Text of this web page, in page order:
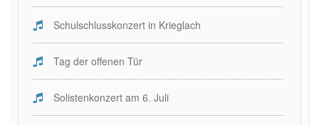
Schulschlusskonzert in Krieglach
Tag der offenen Tür
Solistenkonzert am 6. Juli